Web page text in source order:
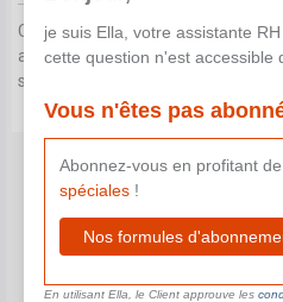
Ce document n'est pas disponible
abonnement actuel.Contactez-
supplémentaire.
je suis Ella, votre assistante
cette question n'est accessible
Vous n'êtes pas
Abonnez-vous en profitant
spéciales!
Nos formules
En utilisant Ella, le Client approuve les